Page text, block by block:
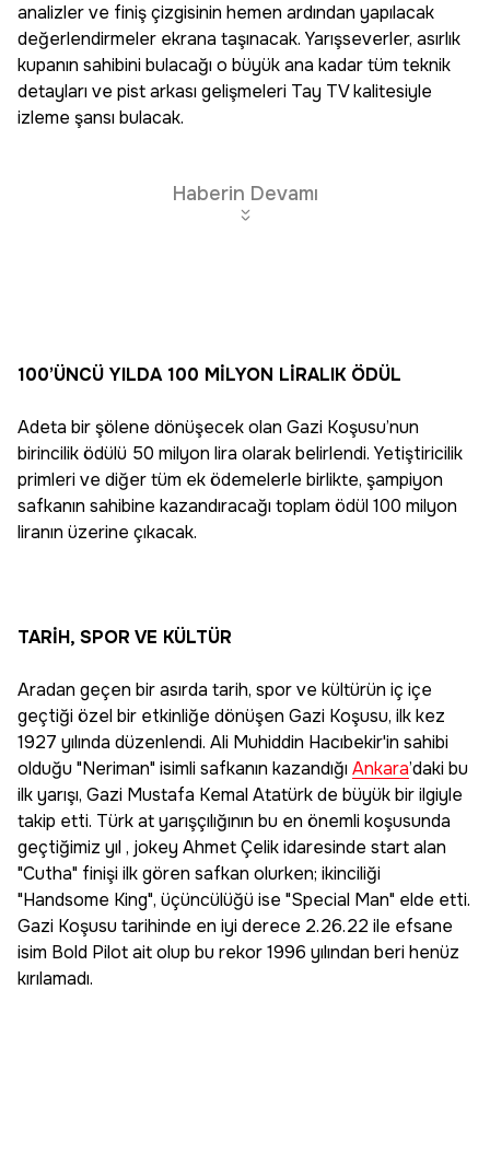
analizler ve finiş çizgisinin hemen ardından yapılacak
değerlendirmeler ekrana taşınacak. Yarışseverler, asırlık
kupanın sahibini bulacağı o büyük ana kadar tüm teknik
detayları ve pist arkası gelişmeleri Tay TV kalitesiyle
izleme şansı bulacak.
Haberin Devamı
100’ÜNCÜ YILDA 100 MİLYON LİRALIK ÖDÜL
Adeta bir şölene dönüşecek olan Gazi Koşusu’nun
birincilik ödülü 50 milyon lira olarak belirlendi. Yetiştiricilik
primleri ve diğer tüm ek ödemelerle birlikte, şampiyon
safkanın sahibine kazandıracağı toplam ödül 100 milyon
liranın üzerine çıkacak.
TARİH, SPOR VE KÜLTÜR
Aradan geçen bir asırda tarih, spor ve kültürün iç içe
geçtiği özel bir etkinliğe dönüşen Gazi Koşusu, ilk kez
1927 yılında düzenlendi. Ali Muhiddin Hacıbekir'in sahibi
olduğu "Neriman" isimli safkanın kazandığıAnkara’daki bu
ilk yarışı, Gazi Mustafa Kemal Atatürk de büyük bir ilgiyle
takip etti. Türk at yarışçılığının bu en önemli koşusunda
geçtiğimiz yıl , jokey Ahmet Çelik idaresinde start alan
"Cutha" finişi ilk gören safkan olurken; ikinciliği
"Handsome King", üçüncülüğü ise "Special Man" elde etti.
Gazi Koşusu tarihinde en iyi derece 2.26.22 ile efsane
isim Bold Pilot ait olup bu rekor 1996 yılından beri henüz
kırılamadı.